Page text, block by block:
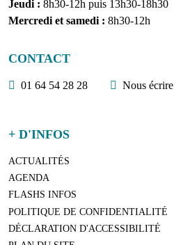
Jeudi : 8h30-12h puis 13h30-18h30
Mercredi et samedi : 8h30-12h
CONTACT
01 64 54 28 28 Nous écrire
+ D'INFOS
ACTUALITÉS
AGENDA
FLASHS INFOS
POLITIQUE DE CONFIDENTIALITÉ
DÉCLARATION D'ACCESSIBILITÉ